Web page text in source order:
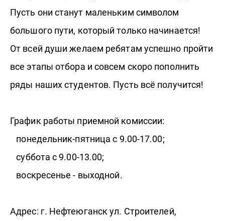
Пусть они станут маленьким символом
большого пути, который только начинается!
От всей души желаем ребятам успешно пройти
все этапы отбора и совсем скоро пополнить
ряды наших студентов. Пусть всё получится!
График работы приемной комиссии:
понедельник-пятница с 9.00-17.00;
суббота с 9.00-13.00;
воскресенье - выходной.
Адрес: г. Нефтеюганск ул. Строителей,